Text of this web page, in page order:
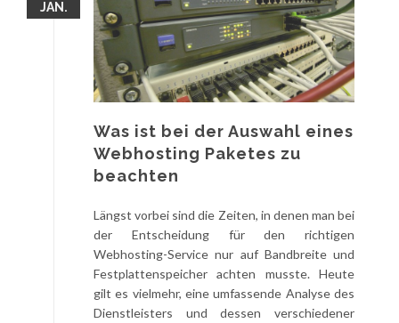
JAN.
Was ist bei der Auswahl eines
Webhosting Paketes zu
beachten
Längst vorbei sind die Zeiten, in denen man bei
der Entscheidung für den richtigen
Webhosting-Service nur auf Bandbreite und
Festplattenspeicher achten musste. Heute
gilt es vielmehr, eine umfassende Analyse des
Dienstleisters und dessen verschiedener